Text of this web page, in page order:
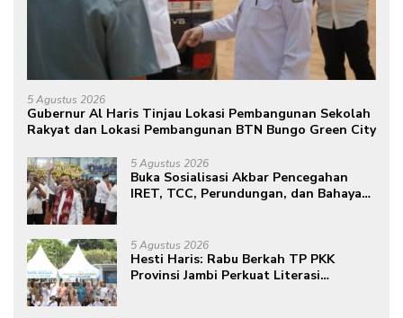
5 Agustus 2026
Gubernur Al Haris Tinjau Lokasi Pembangunan Sekolah
Rakyat dan Lokasi Pembangunan BTN Bungo Green City
5 Agustus 2026
Buka Sosialisasi Akbar Pencegahan
IRET, TCC, Perundungan, dan Bahaya
masa depan sudah ada di tangan”
5 Agustus 2026
Hesti Haris: Rabu Berkah TP PKK
Provinsi Jambi Perkuat Literasi